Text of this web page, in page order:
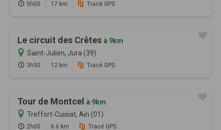
5h00 17 km Tracé GPS
Le circuit des Crêtes à 9km
Saint-Julien, Jura (39)
3h30 12 km Tracé GPS
Tour de Montcel à 9km
Treffort-Cuisiat, Ain (01)
2h00 6.6 km Tracé GPS